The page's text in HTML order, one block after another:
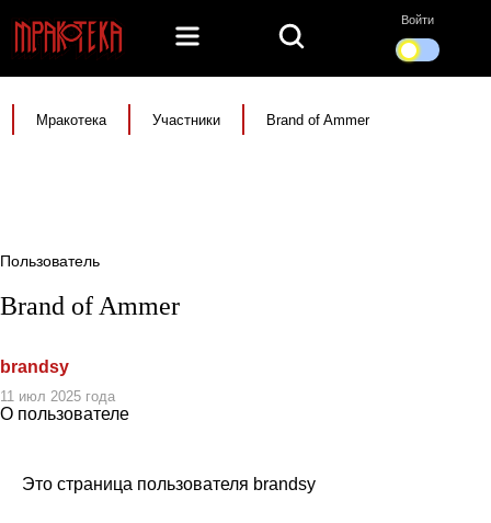
Войти
Мракотека Участники Brand of Ammer
Пользователь
Brand of Ammer
brandsy
11 июл 2025 года
О пользователе
Это страница пользователя brandsy